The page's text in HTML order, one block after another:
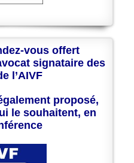
vous offert
signataire des
l’AIVF
proposé,
le souhaitent, en